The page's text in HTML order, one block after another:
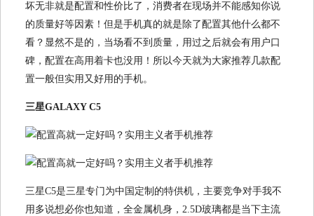
坏无非就是配置和性价比了，消费者在现场并不能感知你说
的质量好等因素！但是手机真的就是除了配置其他什么都不
看？显然不是的，当场看不到质量，用过之后就会有用户口
碑，配置在高用着卡也没用！所以今天就为大家推荐几款配
置一般但实用又好用的手机。
三星GALAXY C5
三星C5是三星专门为中国定制的特供机，主要竞争对手我不
用多说想必你也知道，全金属机身，2.5D玻璃都是当下主流